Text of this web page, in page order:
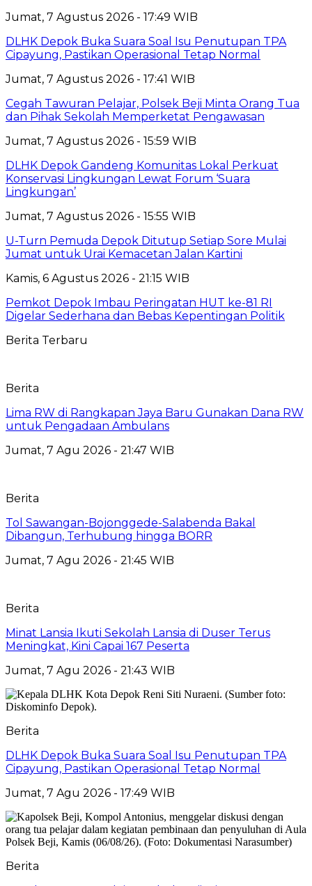
Jumat, 7 Agustus 2026 - 17:49 WIB
DLHK Depok Buka Suara Soal Isu Penutupan TPA
Cipayung, Pastikan Operasional Tetap Normal
Jumat, 7 Agustus 2026 - 17:41 WIB
Cegah Tawuran Pelajar, Polsek Beji Minta Orang Tua
dan Pihak Sekolah Memperketat Pengawasan
Jumat, 7 Agustus 2026 - 15:59 WIB
DLHK Depok Gandeng Komunitas Lokal Perkuat
Konservasi Lingkungan Lewat Forum ‘Suara
Lingkungan’
Jumat, 7 Agustus 2026 - 15:55 WIB
U-Turn Pemuda Depok Ditutup Setiap Sore Mulai
Jumat untuk Urai Kemacetan Jalan Kartini
Kamis, 6 Agustus 2026 - 21:15 WIB
Pemkot Depok Imbau Peringatan HUT ke-81 RI
Digelar Sederhana dan Bebas Kepentingan Politik
Berita Terbaru
Berita
Lima RW di Rangkapan Jaya Baru Gunakan Dana RW
untuk Pengadaan Ambulans
Jumat, 7 Agu 2026 - 21:47 WIB
Berita
Tol Sawangan-Bojonggede-Salabenda Bakal
Dibangun, Terhubung hingga BORR
Jumat, 7 Agu 2026 - 21:45 WIB
Berita
Minat Lansia Ikuti Sekolah Lansia di Duser Terus
Meningkat, Kini Capai 167 Peserta
Jumat, 7 Agu 2026 - 21:43 WIB
Berita
DLHK Depok Buka Suara Soal Isu Penutupan TPA
Cipayung, Pastikan Operasional Tetap Normal
Jumat, 7 Agu 2026 - 17:49 WIB
Berita